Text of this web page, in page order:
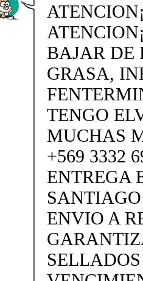
BAJAR DE
GRASA,
TENGO
MUCHAS
+569 3332
ENTREGA
ENVIO A